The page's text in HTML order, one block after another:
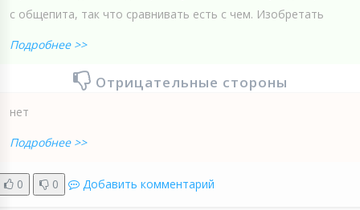
с общепита, так что сравнивать есть с чем. Изобретать
Подробнее >>
Отрицательные стороны
нет
Подробнее >>
0 0 Добавить комментарий